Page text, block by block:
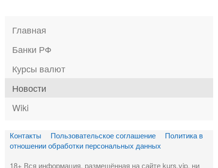
Главная
Банки РФ
Курсы валют
Новости
Wiki
Контакты Пользовательское соглашение
Политика в
отношении обработки персональных данных
18+ Вся информация, размещённая на сайте kurs.vip, ни